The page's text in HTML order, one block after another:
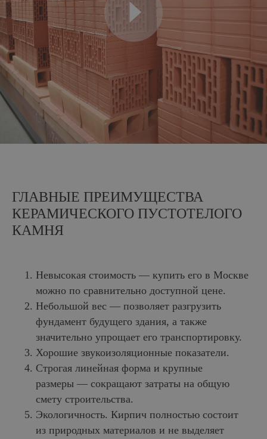
ГЛАВНЫЕ ПРЕИМУЩЕСТВА
КЕРАМИЧЕСКОГО ПУСТОТЕЛОГО
КАМНЯ
Невысокая стоимость — купить его в Москве
можно по сравнительно доступной цене.
Небольшой вес — позволяет разгрузить
фундамент будущего здания, а также
значительно упрощает его транспортировку.
Хорошие звукоизоляционные показатели.
Строгая линейная форма и крупные
размеры — сокращают затраты на общую
смету строительства.
Экологичность. Кирпич полностью состоит
из природных материалов и не выделяет